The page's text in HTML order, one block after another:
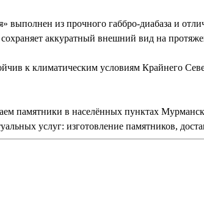
из прочного габбро-диабаза и
аккуратный внешний вид на
к климатическим условиям Крайнего
памятники в населённых пунктах
услуг: изготовление памятников,